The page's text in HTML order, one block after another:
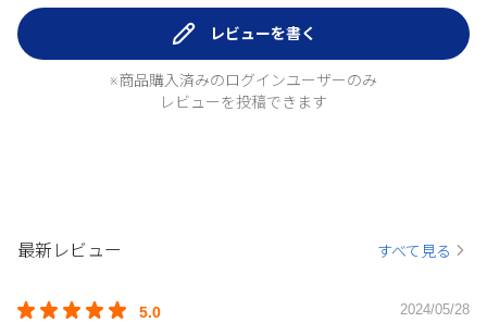
レビューを書く
※商品購入済みのログインユーザーのみ
レビューを投稿できます
最新レビュー すべて見る
5.0 2024/05/28